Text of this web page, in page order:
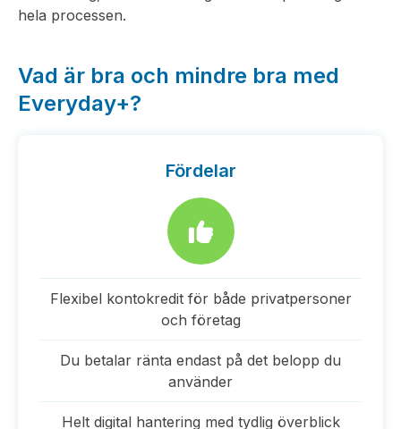
hela processen.
Vad är bra och mindre bra med
Everyday+?
Fördelar
Flexibel kontokredit för både privatpersoner
och företag
Du betalar ränta endast på det belopp du
använder
Helt digital hantering med tydlig överblick